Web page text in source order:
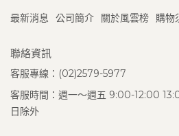
最新消息 公司簡介 關於風雲榜 購物
聯絡資訊
客服專線：(02)2579-5977
客服時間：週一～週五 9:00-12:00
日除外